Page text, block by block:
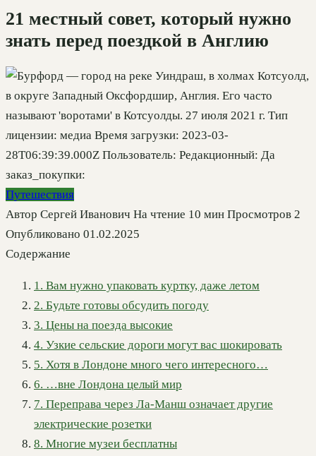
21 местный совет, который нужно
знать перед поездкой в Англию
Путешествия
Автор Сергей Иванович На чтение 10 мин Просмотров 2
Опубликовано 01.02.2025
Содержание
1. Вам нужно упаковать куртку, даже летом
2. Будьте готовы обсудить погоду
3. Цены на поезда высокие
4. Узкие сельские дороги могут вас шокировать
5. Хотя в Лондоне много чего интересного…
6. …вне Лондона целый мир
7. Переправа через Ла-Манш означает другие
электрические розетки
8. Многие музеи бесплатны